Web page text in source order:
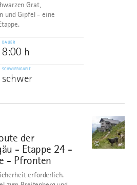
Grat,
und Gipfel - eine
DAUER
8:00 h
SCHWIERIGKEIT
schwer
der
- Etappe 24 -
- Pfronten
©
erforderlich.